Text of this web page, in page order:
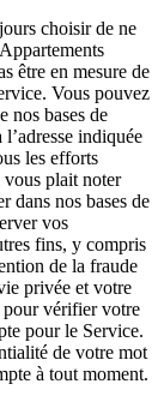
choisir de ne
être en mesure de
Vous pouvez
nos bases de
indiquée
les efforts
vous plait noter
dans nos bases de
vos
fins, y compris
de la fraude
privée et votre
pour vérifier votre
pour le Service.
de votre mot
à tout moment.